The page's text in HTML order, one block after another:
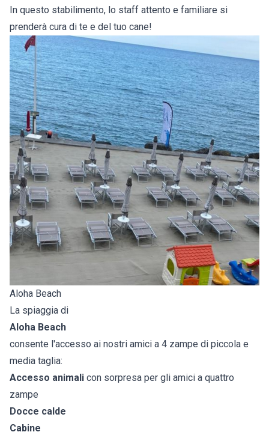
In questo stabilimento, lo staff attento e familiare si
prenderà cura di te e del tuo cane!
Aloha Beach
La spiaggia di
Aloha Beach
consente l'accesso ai nostri amici a 4 zampe di piccola e
media taglia:
Accesso animali con sorpresa per gli amici a quattro
zampe
Docce calde
Cabine